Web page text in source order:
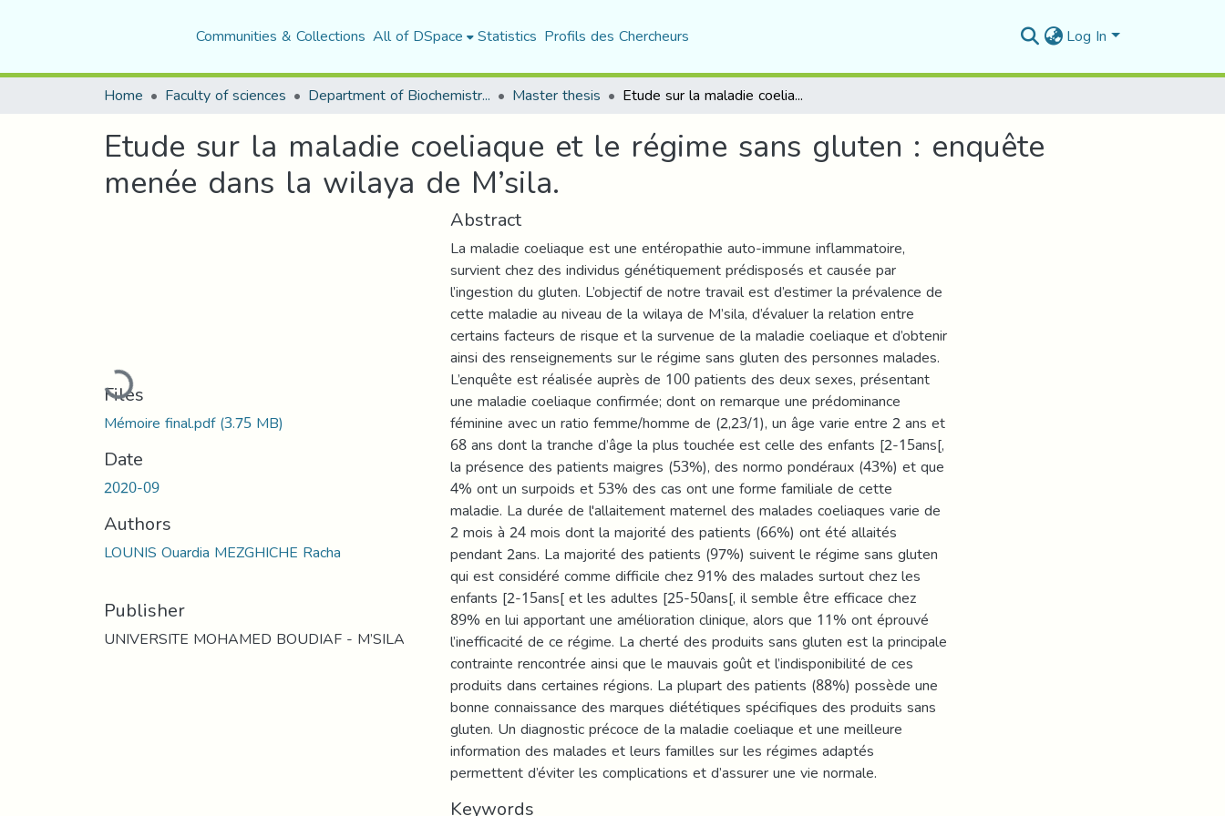
Communities & Collections All of DSpace Statistics Profils des Chercheurs Log In
Home Faculty of sciences Department of Biochemistry and Microbiology Master thesis Etude sur la maladie coeliaque et le régime sans gluten : enquête menée dans la wilaya de M’sila.
Etude sur la maladie coeliaque et le régime sans gluten : enquête
menée dans la wilaya de M’sila.
Loading...
Files
Mémoire final.pdf(3.75 MB)
Date
2020-09
Authors
LOUNIS Ouardia MEZGHICHE Racha
Publisher
UNIVERSITE MOHAMED BOUDIAF - M’SILA
Abstract
La maladie coeliaque est une entéropathie auto-immune inflammatoire,
survient chez des individus génétiquement prédisposés et causée par
l’ingestion du gluten. L’objectif de notre travail est d’estimer la prévalence de
cette maladie au niveau de la wilaya de M’sila, d’évaluer la relation entre
certains facteurs de risque et la survenue de la maladie coeliaque et d’obtenir
ainsi des renseignements sur le régime sans gluten des personnes malades.
L’enquête est réalisée auprès de 100 patients des deux sexes, présentant
une maladie coeliaque confirmée; dont on remarque une prédominance
féminine avec un ratio femme/homme de (2,23/1), un âge varie entre 2 ans et
68 ans dont la tranche d’âge la plus touchée est celle des enfants [2-15ans[,
la présence des patients maigres (53%), des normo pondéraux (43%) et que
4% ont un surpoids et 53% des cas ont une forme familiale de cette
maladie. La durée de l'allaitement maternel des malades coeliaques varie de
2 mois à 24 mois dont la majorité des patients (66%) ont été allaités
pendant 2ans. La majorité des patients (97%) suivent le régime sans gluten
qui est considéré comme difficile chez 91% des malades surtout chez les
enfants [2-15ans[ et les adultes [25-50ans[, il semble être efficace chez
89% en lui apportant une amélioration clinique, alors que 11% ont éprouvé
l’inefficacité de ce régime. La cherté des produits sans gluten est la principale
contrainte rencontrée ainsi que le mauvais goût et l’indisponibilité de ces
produits dans certaines régions. La plupart des patients (88%) possède une
bonne connaissance des marques diététiques spécifiques des produits sans
gluten. Un diagnostic précoce de la maladie coeliaque et une meilleure
information des malades et leurs familles sur les régimes adaptés
permettent d’éviter les complications et d’assurer une vie normale.
Keywords